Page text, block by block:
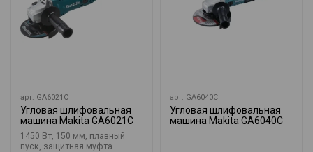
арт. GA6021C
Угловая шлифовальная
машина Makita GA6021C
1450 Вт, 150 мм, плавный
пуск, защитная муфта
арт. GA6040C
Угловая шлифовальная
машина Makita GA6040C